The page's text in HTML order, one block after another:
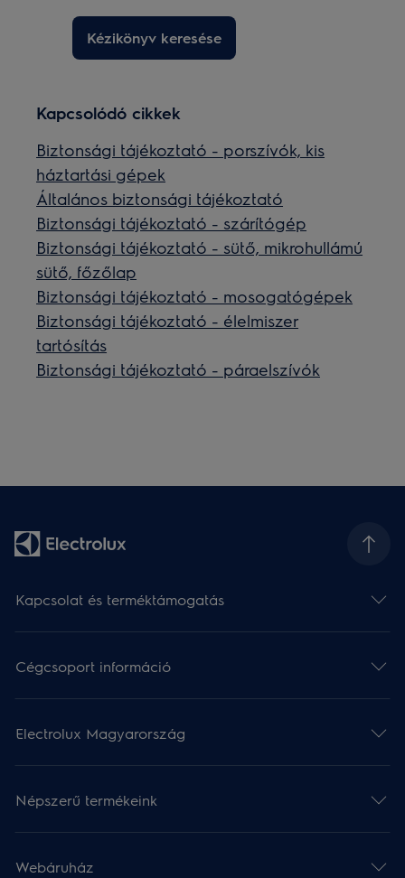
Kézikönyv keresése
Kapcsolódó cikkek
Biztonsági tájékoztató - porszívók, kis
háztartási gépek
Általános biztonsági tájékoztató
Biztonsági tájékoztató - szárítógép
Biztonsági tájékoztató - sütő, mikrohullámú
sütő, főzőlap
Biztonsági tájékoztató - mosogatógépek
Biztonsági tájékoztató - élelmiszer
tartósítás
Biztonsági tájékoztató - páraelszívók
Kapcsolat és terméktámogatás
Cégcsoport információ
Electrolux Magyarország
Népszerű termékeink
Webáruház​